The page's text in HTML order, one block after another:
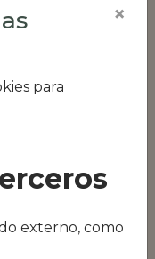
para
×
externo, como